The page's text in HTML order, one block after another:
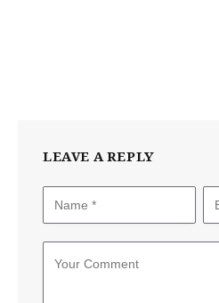
LEAVE A REPLY